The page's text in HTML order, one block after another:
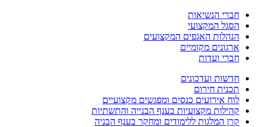
חברי הנשיאות
הסגל המקצועי
הנהלות האגפים המקצועים
ארגונים מקומיים
חברי ועדות
חדשות ועדכונים
תכנית חירום
לוח אירועים כנסים ומפגשים מקצועיים
קהילות מקצועיות בענף הבנייה והתשתיות
קרן המלגות ללימודים ומחקר בענף הבניה